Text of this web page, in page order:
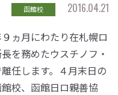
函館校
2016.04.21
ヵ月にわたり在札幌ロ
を務めたウスチノフ・
任します。４月末日の
校、函館日ロ親善協